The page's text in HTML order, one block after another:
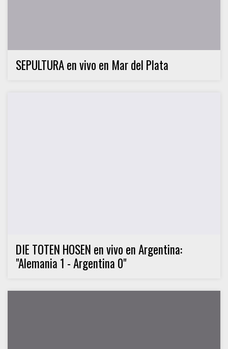
SEPULTURA en vivo en Mar del Plata
DIE TOTEN HOSEN en vivo en Argentina:
"Alemania 1 - Argentina 0"